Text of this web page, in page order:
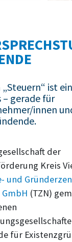
ist
– gerade für
innen
der
Kreis
und
(TZN)
für